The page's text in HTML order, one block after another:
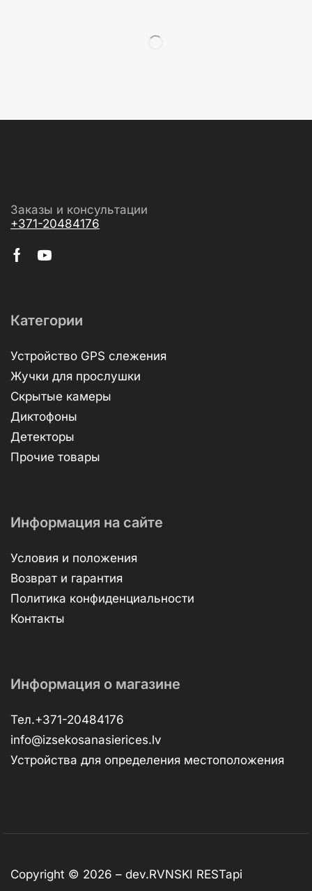
Заказы и консультации
+371-20484176
Категории
Устройство GPS слежения
Жучки для прослушки
Скрытые камеры
Диктофоны
Детекторы
Прочие товары
Информация на сайте
Условия и положения
Возврат и гарантия
Политика конфиденциальности
Контакты
Информация о магазине
Тел.+371-20484176
info@izsekosanasierices.lv
Устройства для определения местоположения
Copyright © 2026 – dev.RVNSKI RESTapi